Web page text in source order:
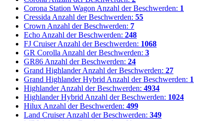
Corona Station Wagon Anzahl der Beschwerden: 1
Cressida Anzahl der Beschwerden: 55
Crown Anzahl der Beschwerden: 7
Echo Anzahl der Beschwerden: 248
FJ Cruiser Anzahl der Beschwerden: 1068
GR Corolla Anzahl der Beschwerden: 3
GR86 Anzahl der Beschwerden: 24
Grand Highlander Anzahl der Beschwerden: 27
Grand Highlander Hybrid Anzahl der Beschwerden: 1
Highlander Anzahl der Beschwerden: 4934
Highlander Hybrid Anzahl der Beschwerden: 1024
Hilux Anzahl der Beschwerden: 499
Land Cruiser Anzahl der Beschwerden: 349